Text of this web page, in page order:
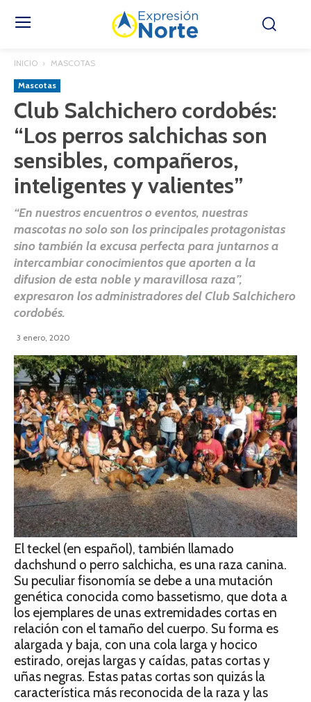
INICIO MASCOTAS
Mascotas
Club Salchichero cordobés:
“Los perros salchichas son
sensibles, compañeros,
inteligentes y valientes”
“En nuestros encuentros o eventos, nuestras
mascotas no solo son los principales protagonistas
sino también la excusa perfecta para juntarnos a
intercambiar conocimientos que aporten a la
difusion de esta noble y maravillosa raza”,
expresaron los administradores del Club Salchichero
cordobés.
3 enero, 2020
El teckel (en español), también llamado
dachshund o perro salchicha, es una raza canina.
Su peculiar fisonomía se debe a una mutación
genética conocida como bassetismo, que dota a
los ejemplares de unas extremidades cortas en
relación con el tamaño del cuerpo. Su forma es
alargada y baja, con una cola larga y hocico
estirado, orejas largas y caídas, patas cortas y
uñas negras. Estas patas cortas son quizás la
característica más reconocida de la raza y las